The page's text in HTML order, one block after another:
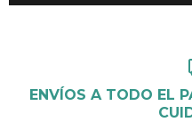
ENVÍOS A TODO EL